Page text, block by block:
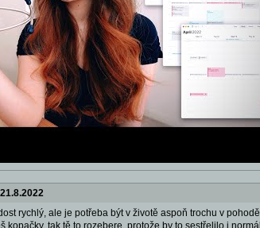
rychlý, ale je potřeba být v životě aspoň trochu v
kopačky, tak tě to rozebere, protože by to sestřelilo i